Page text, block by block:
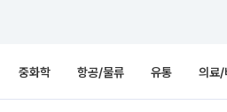
중화학 항공/물류 유통 의료/